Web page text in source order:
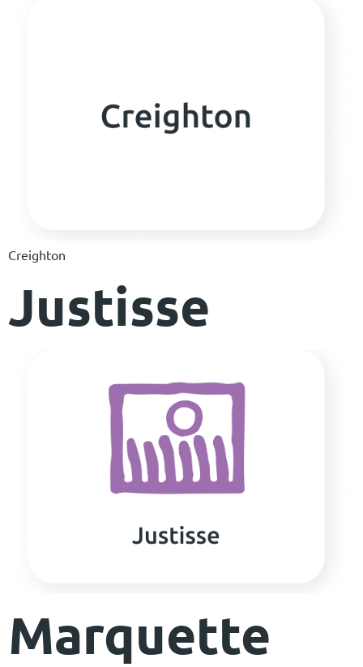
Creighton
Justisse
Marquette